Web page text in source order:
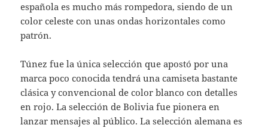
española es mucho más rompedora, siendo de un
color celeste con unas ondas horizontales como
patrón.
Túnez fue la única selección que apostó por una
marca poco conocida tendrá una camiseta bastante
clásica y convencional de color blanco con detalles
en rojo. La selección de Bolivia fue pionera en
lanzar mensajes al público. La selección alemana es